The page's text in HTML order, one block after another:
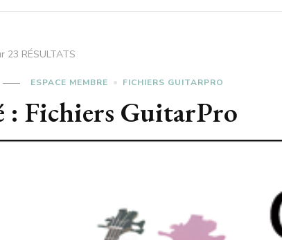
23 RÉSULTATS
ESPACE MEMBRE FICHIERS GUITARPRO
: Fichiers GuitarPro